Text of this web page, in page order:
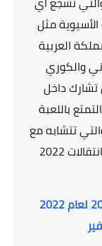
مثل
العربية
والكوري
تشارك داخل
باللعبة
الإصدارين سواء 17 أو 22. والتي تتشابه مع
تحميل احدث باتش لبيس 2017 باحدث انتقالات 2022
تحميل اصغر باتش لبيس 2017 لعام 2022